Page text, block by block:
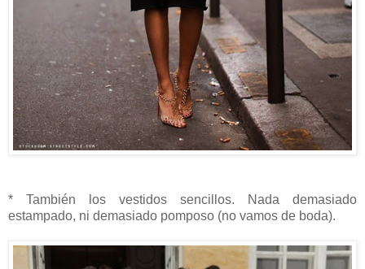
* También los
vestidos sencillos. Nada demasiado
estampado, ni demasiado pomposo (no vamos de boda).